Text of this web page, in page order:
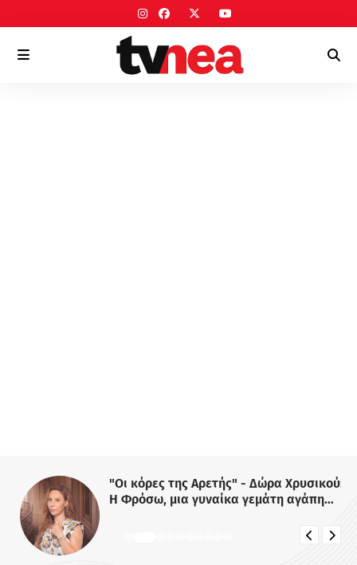
"Οι κόρες της Αρετής" - Δώρα Χρυσικού:
Η Φρόσω, μια γυναίκα γεμάτη αγάπη